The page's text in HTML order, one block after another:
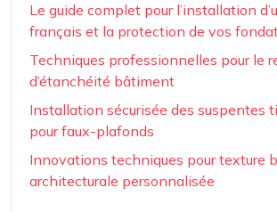
Le guide complet pour l’installation
français et la protection de vos
Techniques professionnelles pour le
d’étanchéité bâtiment
Installation sécurisée des suspentes
pour faux-plafonds
Innovations techniques pour texture
architecturale personnalisée